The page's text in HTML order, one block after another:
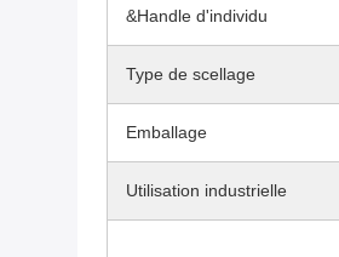
&Handle d'individu
Type de scellage
Emballage
Utilisation industrielle